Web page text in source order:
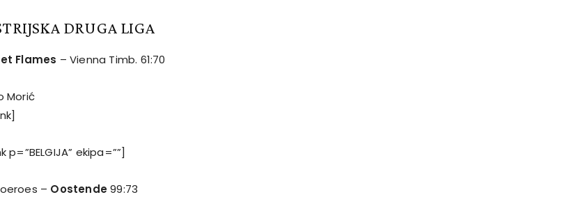
DRUGA LIGA
Flames – Vienna Timb. 61:70
Morić
p=”BELGIJA” ekipa=””]
– Oostende99:73